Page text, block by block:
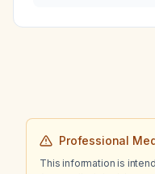
Professional
This information is